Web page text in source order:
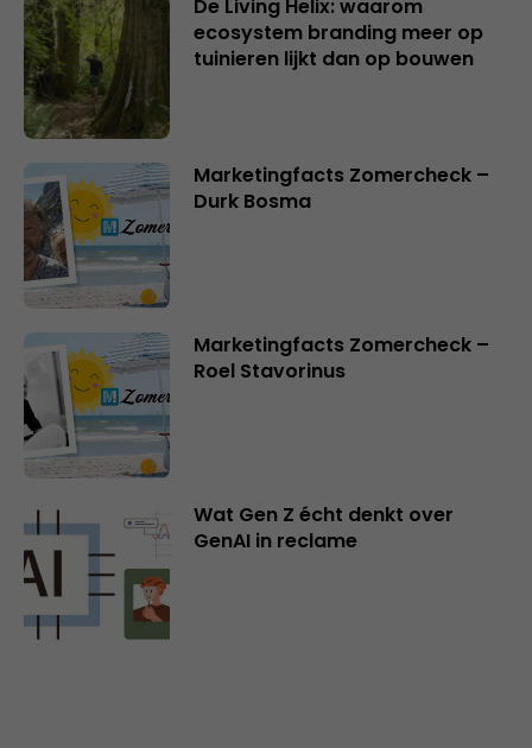
De Living Helix: waarom
ecosystem branding meer op
tuinieren lijkt dan op bouwen
Marketingfacts Zomercheck –
Durk Bosma
Marketingfacts Zomercheck –
Roel Stavorinus
Wat Gen Z écht denkt over
GenAI in reclame